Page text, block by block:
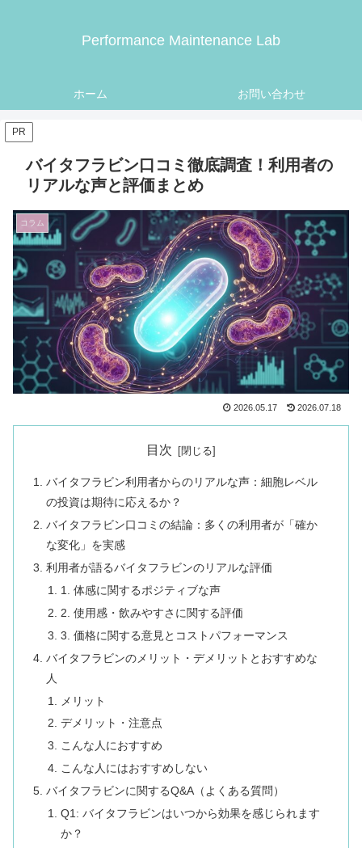
Performance Maintenance Lab
ホーム お問い合わせ
PR
バイタフラビン口コミ徹底調査！利用者の
リアルな声と評価まとめ
コラム
2026.05.17 2026.07.18
目次
バイタフラビン利用者からのリアルな声：細胞レベル
の投資は期待に応えるか？
バイタフラビン口コミの結論：多くの利用者が「確か
な変化」を実感
利用者が語るバイタフラビンのリアルな評価
1. 体感に関するポジティブな声
2. 使用感・飲みやすさに関する評価
3. 価格に関する意見とコストパフォーマンス
バイタフラビンのメリット・デメリットとおすすめな
人
メリット
デメリット・注意点
こんな人におすすめ
こんな人にはおすすめしない
バイタフラビンに関するQ&A（よくある質問）
Q1: バイタフラビンはいつから効果を感じられます
か？